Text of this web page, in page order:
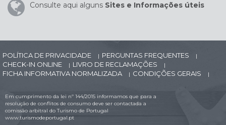
Consulte aqui alguns Sites e Informações úteis
POLÍTICA DE PRIVACIDADE | PERGUNTAS FREQUENTES |
CHECK-IN ONLINE | LIVRO DE RECLAMAÇÕES |
FICHA INFORMATIVA NORMALIZADA | CONDIÇÕES GERAIS |
Em cumprimento da lei nº 144/2015 informamos que para a
resolução de conflitos de consumo deve ser contactada a
comissão arbitral do Turismo de Portugal
www.turismodeportugal.pt